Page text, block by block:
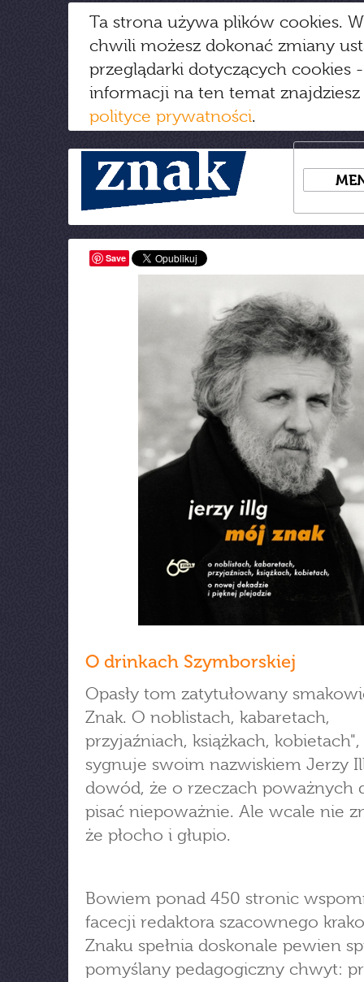
Ta strona używa plików cookies.
chwili możesz dokonać zmiany
przeglądarki dotyczących cookies
informacji na ten temat
polityce prywatności.
Save
O drinkach Szymborskiej
Opasły tom zatytułowany
Znak. O noblistach, kabaretach,
przyjaźniach, książkach,
sygnuje swoim nazwiskiem Jerzy
dowód, że o rzeczach poważnych
pisać niepoważnie. Ale wcale nie
że płocho i głupio.
Bowiem ponad 450 stronic
facecji redaktora szacownego
Znaku spełnia doskonale pewien
pomyślany pedagogiczny chwyt: